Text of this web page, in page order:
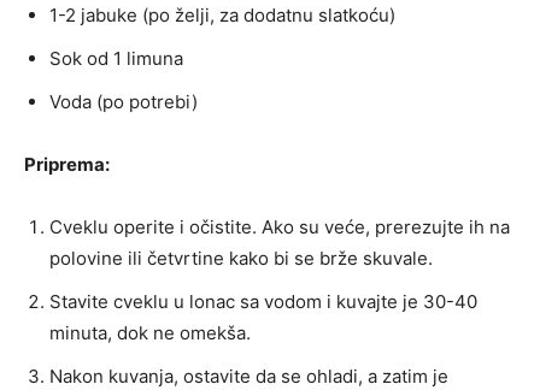
1-2 jabuke (po želji, za dodatnu slatkoću)
Sok od 1 limuna
Voda (po potrebi)
Priprema:
Cveklu operite i očistite. Ako su veće, prerezujte ih na
polovine ili četvrtine kako bi se brže skuvale.
Stavite cveklu u lonac sa vodom i kuvajte je 30-40
minuta, dok ne omekša.
Nakon kuvanja, ostavite da se ohladi, a zatim je